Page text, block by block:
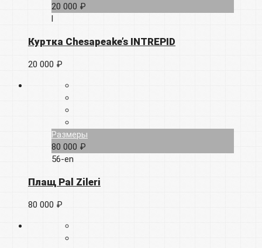
20 000 ₽
l
Куртка Chesapeake’s INTREPID
20 000 ₽
Размеры
80 000 ₽
56-en
Плащ Pal Zileri
80 000 ₽